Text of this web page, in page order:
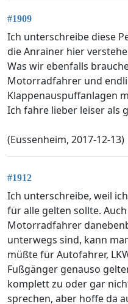
#1909
Ich unterschreibe diese
die Anrainer hier
Was wir ebenfalls
Motorradfahrer und
Klappenauspuffanlagen
Ich fahre lieber leiser als
(Eussenheim, 2017-12-13)
#1912
Ich unterschreibe, weil
für alle gelten sollte.
Motorradfahrer
unterwegs sind, kann
müßte für Autofahrer,
Fußgänger genauso
komplett zu oder gar
sprechen, aber hoffe da